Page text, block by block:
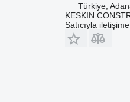
Türkiye,
KESKIN
Satıcıyla